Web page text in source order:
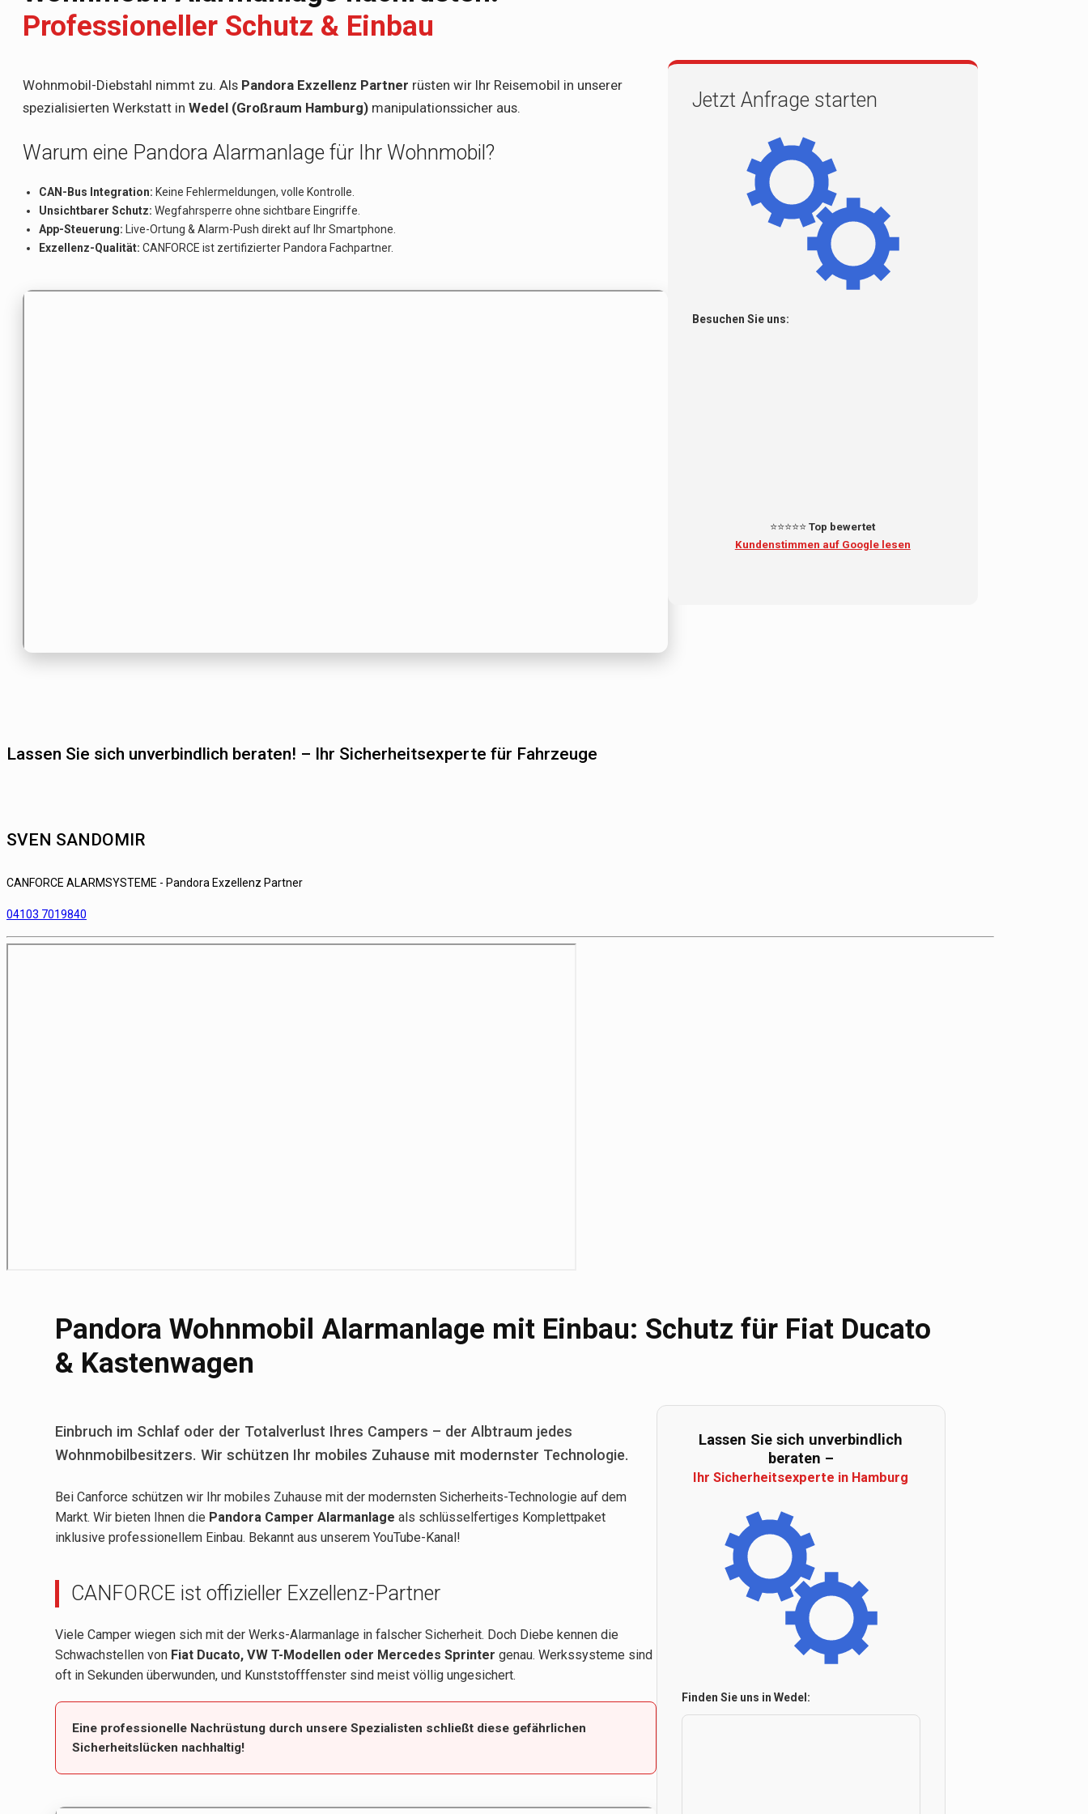
Professioneller Schutz & Einbau
Wohnmobil-Diebstahl nimmt zu. Als Pandora Exzellenz Partner rüsten wir Ihr Reisemobil in unserer
spezialisierten Werkstatt in Wedel (Großraum Hamburg) manipulationssicher aus.
Warum eine Pandora Alarmanlage für Ihr Wohnmobil?
CAN-Bus Integration: Keine Fehlermeldungen, volle Kontrolle.
Unsichtbarer Schutz: Wegfahrsperre ohne sichtbare Eingriffe.
App-Steuerung: Live-Ortung & Alarm-Push direkt auf Ihr Smartphone.
Exzellenz-Qualität: CANFORCE ist zertifizierter Pandora Fachpartner.
Jetzt Anfrage starten
Besuchen Sie uns:
⭐⭐⭐⭐⭐Top bewertet
Kundenstimmen auf Google lesen
Lassen Sie sich unverbindlich beraten! – Ihr Sicherheitsexperte für Fahrzeuge
SVEN SANDOMIR
CANFORCE ALARMSYSTEME - Pandora Exzellenz Partner
04103 7019840
Pandora Wohnmobil Alarmanlage mit Einbau: Schutz für Fiat Ducato
& Kastenwagen
Einbruch im Schlaf oder der Totalverlust Ihres Campers – der Albtraum jedes
Wohnmobilbesitzers. Wir schützen Ihr mobiles Zuhause mit modernster Technologie.
Bei Canforce schützen wir Ihr mobiles Zuhause mit der modernsten Sicherheits-Technologie auf dem
Markt. Wir bieten Ihnen die Pandora Camper Alarmanlage als schlüsselfertiges Komplettpaket
inklusive professionellem Einbau. Bekannt aus unserem YouTube-Kanal!
CANFORCE ist offizieller Exzellenz-Partner
Viele Camper wiegen sich mit der Werks-Alarmanlage in falscher Sicherheit. Doch Diebe kennen die
Schwachstellen von Fiat Ducato, VW T-Modellen oder Mercedes Sprinter genau. Werkssysteme sind
oft in Sekunden überwunden, und Kunststofffenster sind meist völlig ungesichert.
Eine professionelle Nachrüstung durch unsere Spezialisten schließt diese gefährlichen
Sicherheitslücken nachhaltig!
Lassen Sie sich unverbindlich
beraten –
Ihr Sicherheitsexperte in Hamburg
Finden Sie uns in Wedel: